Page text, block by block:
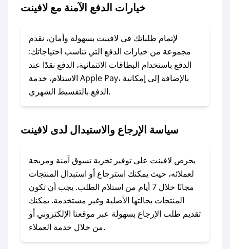
### ماذا أفعل إذا لم يعمل كود الخصم؟
الرسائل الخاصة على تويتر أو البريد الإلكتروني،
وسنقوم بحل المشكلة في أسرع وقت ممكن.
### ماذا أفعل إذا لم أجد كود خصم لمتجري
المفضل؟
في حال عدم توفر كوبونات لمتجرك المفضل، يمكنك
أسرع وقت ممكن.
### كيف تحصل على كوبونات خصم حصرية من
لافينت؟
للحصول على كوبونات وخصومات حصرية، قم بما
يلي:
- اضغط على أيقونة متابعة لمتجر لافينت في تطبيق
صحصح.
خيارات الدفع الآمنة مع لافينت
لإتمام طلباتك في لافينت بسهولة وأمان، نقدم
مجموعة من خيارات الدفع التي تناسب احتياجاتك:
الدفع باستخدام البطاقات الائتمانية، الدفع نقدًا عند
الاستلام، خدمة Apple Pay، بالإضافة إلى إمكانية
الدفع بالتقسيط الشهري.
سياسة الإرجاع والاستبدال لدى لافينت
يحرص لافينت على توفير تجربة تسوق آمنة ومريحة
لعملائه، حيث يمكنك استرجاع أو استبدال المنتجات
مجانًا خلال 7 أيام من استلام الطلب. يجب أن تكون
المنتجات بحالتها الأصلية وغير مستخدمة. يمكنك
تقديم طلب الإرجاع بسهولة عبر موقعنا الإلكتروني أو
من خلال خدمة العملاء.